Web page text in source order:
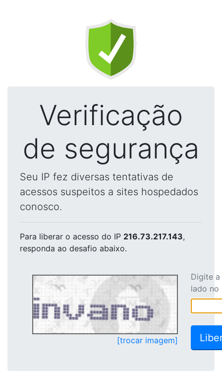
Verificação
de segurança
Seu IP fez diversas tentativas de
acessos suspeitos a sites hospedados
conosco.
Para liberar o acesso do IP 216.73.217.143,
responda ao desafio abaixo.
[trocar imagem]
Digite
lado no